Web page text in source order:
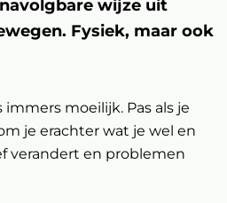
wijze uit
Fysiek, maar ook
moeilijk. Pas als je
je erachter wat je wel en
verandert en problemen